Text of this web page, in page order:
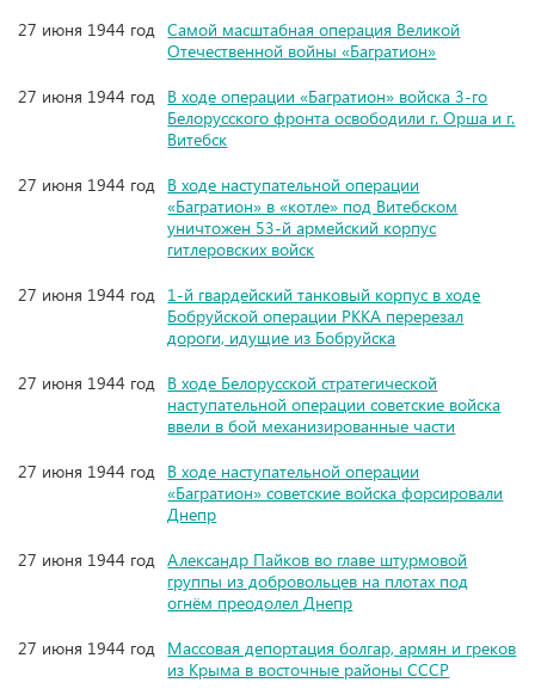
27 июня 1944 год Самой масштабная операция Великой
Отечественной войны «Багратион»
27 июня 1944 год В ходе операции «Багратион» войска 3-го
Белорусского фронта освободили г. Орша и г.
Витебск
27 июня 1944 год В ходе наступательной операции
«Багратион» в «котле» под Витебском
уничтожен 53-й армейский корпус
гитлеровских войск
27 июня 1944 год 1-й гвардейский танковый корпус в ходе
Бобруйской операции РККА перерезал
дороги, идущие из Бобруйска
27 июня 1944 год В ходе Белорусской стратегической
наступательной операции советские войска
ввели в бой механизированные части
27 июня 1944 год В ходе наступательной операции
«Багратион» советские войска форсировали
Днепр
27 июня 1944 год Александр Пайков во главе штурмовой
группы из добровольцев на плотах под
огнём преодолел Днепр
27 июня 1944 год Массовая депортация болгар, армян и греков
из Крыма в восточные районы СССР